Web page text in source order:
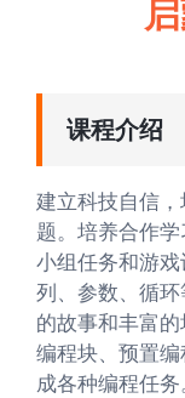
课程介绍
建立科技自信
题。培养合作
小组任务和游
列、参数、循
的故事和丰富
编程块、预置
成各种编程任